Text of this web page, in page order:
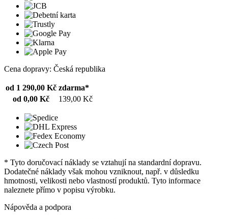
Cena dopravy: Česká republika
od 1 290,00 Kč zdarma*
od 0,00 Kč
139,00 Kč
* Tyto doručovací náklady se vztahují na standardní dopravu.
Dodatečné náklady však mohou vzniknout, např. v důsledku
hmotnosti, velikosti nebo vlastností produktů. Tyto informace
naleznete přímo v popisu výrobku.
Nápověda a podpora